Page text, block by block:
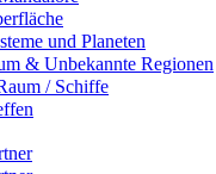
und Planeten
& Unbekannte Regionen
/ Schiffe